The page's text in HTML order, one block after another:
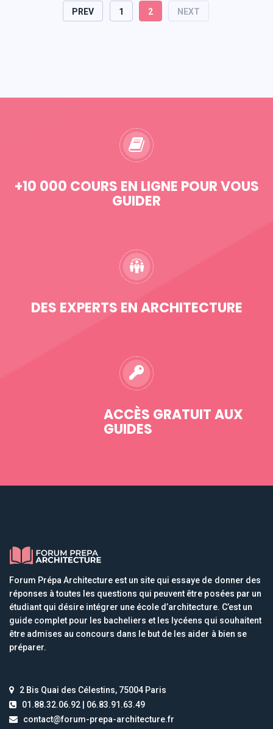
PREV 1 2 NEXT
+10 000 COURS EN LIGNE POUR VOUS
GUIDER
DES EXPERTS EN ARCHITECTURE
ACCÈS GRATUIT AUX
GUIDES
Forum Prépa Architecture est un site qui essaye de donner des
réponses à toutes les questions qui peuvent être posées par un
étudiant qui désire intégrer une école d’architecture. C’est un
guide complet pour les bacheliers et les lycéens qui souhaitent
être admises au concours dans le but de les aider à bien se
préparer.
2 Bis Quai des Célestins, 75004 Paris
01.88.32.06.92 | 06.83.91.63.49
contact@forum-prepa-architecture.fr